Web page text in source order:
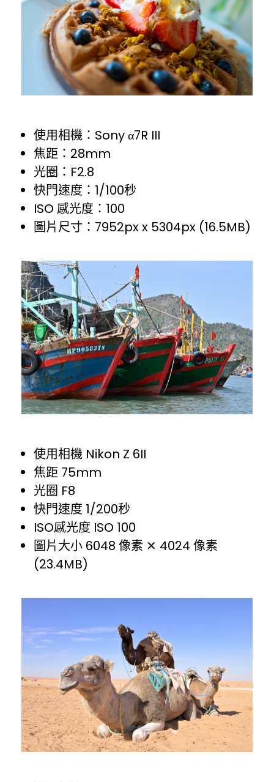
使用相機：Sony α7R III
焦距：28mm
光圈：F2.8
快門速度：1/100秒
ISO 感光度：100
圖片尺寸：7952px x 5304px (16.5MB)
使用相機 Nikon Z 6II
焦距 75mm
光圈 F8
快門速度 1/200秒
ISO感光度 ISO 100
圖片大小 6048 像素 ✕ 4024 像素
(23.4MB)